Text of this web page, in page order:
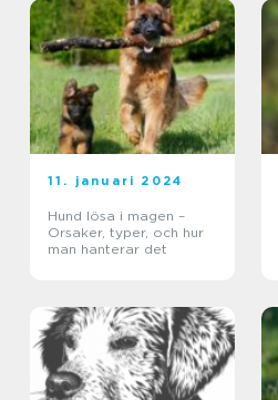
11. januari 2024
Hund lösa i magen –
Orsaker, typer, och hur
man hanterar det